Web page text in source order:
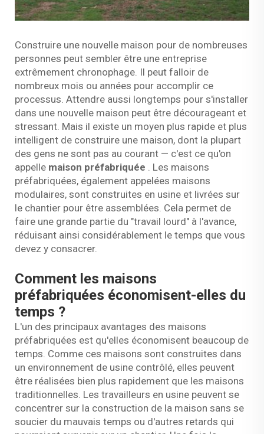
Construire une nouvelle maison pour de nombreuses
personnes peut sembler être une entreprise
extrêmement chronophage. Il peut falloir de
nombreux mois ou années pour accomplir ce
processus. Attendre aussi longtemps pour s'installer
dans une nouvelle maison peut être décourageant et
stressant. Mais il existe un moyen plus rapide et plus
intelligent de construire une maison, dont la plupart
des gens ne sont pas au courant — c'est ce qu'on
appelle maison préfabriquée
. Les maisons
préfabriquées, également appelées maisons
modulaires, sont construites en usine et livrées sur
le chantier pour être assemblées. Cela permet de
faire une grande partie du "travail lourd" à l'avance,
réduisant ainsi considérablement le temps que vous
devez y consacrer.
Comment les maisons
préfabriquées économisent-elles du
temps ?
L'un des principaux avantages des maisons
préfabriquées est qu'elles économisent beaucoup de
temps. Comme ces maisons sont construites dans
un environnement de usine contrôlé, elles peuvent
être réalisées bien plus rapidement que les maisons
traditionnelles. Les travailleurs en usine peuvent se
concentrer sur la construction de la maison sans se
soucier du mauvais temps ou d'autres retards qui